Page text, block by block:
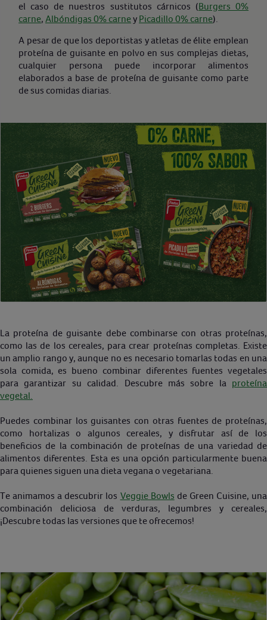
el caso de nuestros sustitutos cárnicos (Burgers 0%
carne, Albóndigas 0% carney Picadillo 0% carne).
A pesar de que los deportistas y atletas de élite emplean
proteína de guisante en polvo en sus complejas dietas,
cualquier persona puede incorporar alimentos
elaborados a base de proteína de guisante como parte
de sus comidas diarias.
La proteína de guisante debe combinarse con otras proteínas,
como las de los cereales, para crear proteínas completas. Existe
un amplio rango y, aunque no es necesario tomarlas todas en una
sola comida, es bueno combinar diferentes fuentes vegetales
para garantizar su calidad. Descubre más sobre la proteína
vegetal.
Puedes combinar los guisantes con otras fuentes de proteínas,
como hortalizas o algunos cereales, y disfrutar así de los
beneficios de la combinación de proteínas de una variedad de
alimentos diferentes. Esta es una opción particularmente buena
para quienes siguen una dieta vegana o vegetariana.
Te animamos a descubrir los Veggie Bowls de Green Cuisine, una
combinación deliciosa de verduras, legumbres y cereales,
¡Descubre todas las versiones que te ofrecemos!